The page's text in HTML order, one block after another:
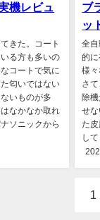
機レビュ
きた。コート
る方も多いの
コートで気に
匂いではない
いものが多
なかなか取れ
ソニックから
ブ
ッ
全
的
様々
さ
除
せ
た
して
1